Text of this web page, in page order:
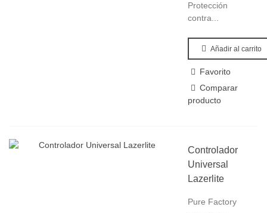
Protección
contra...
Añadir al carrito
Favorito
Comparar
producto
Controlador
Universal
Lazerlite
Pure Factory